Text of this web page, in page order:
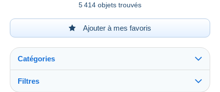
5 414 objets trouvés
Ajouter à mes favoris
Catégories
Filtres